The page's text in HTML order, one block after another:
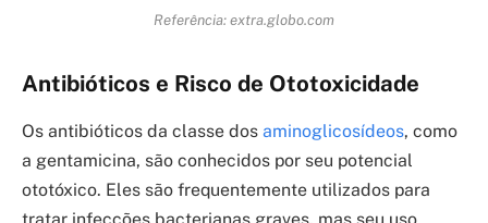
Referência: extra.globo.com
Antibióticos e Risco de Ototoxicidade
Os antibióticos da classe dos aminoglicosídeos, como
a gentamicina, são conhecidos por seu potencial
ototóxico. Eles são frequentemente utilizados para